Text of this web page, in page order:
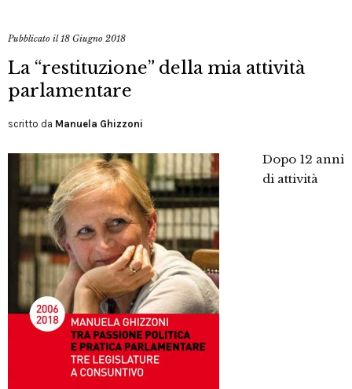
Pubblicato il18 Giugno 2018
La “restituzione” della mia attività
parlamentare
scritto da Manuela Ghizzoni
Dopo 12 anni
di attività